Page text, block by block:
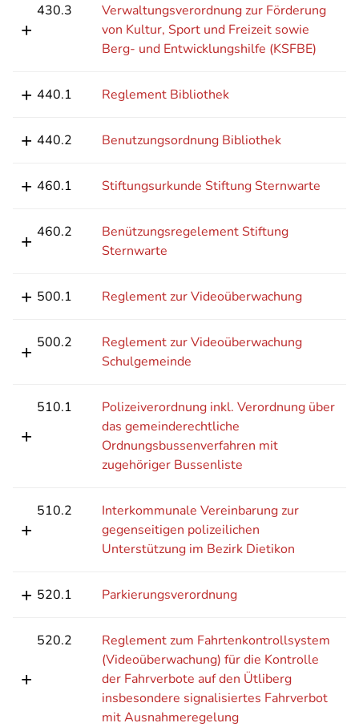
430.3
Verwaltungsverordnung zur Förderung
von Kultur, Sport und Freizeit sowie
Berg- und Entwicklungshilfe (KSFBE)
440.1 Reglement Bibliothek
440.2 Benutzungsordnung Bibliothek
460.1 Stiftungsurkunde Stiftung Sternwarte
460.2
Benützungsregelement Stiftung
Sternwarte
500.1 Reglement zur Videoüberwachung
500.2
Reglement zur Videoüberwachung
Schulgemeinde
510.1
Polizeiverordnung inkl. Verordnung über
das gemeinderechtliche
Ordnungsbussenverfahren mit
zugehöriger Bussenliste
510.2
Interkommunale Vereinbarung zur
gegenseitigen polizeilichen
Unterstützung im Bezirk Dietikon
520.1 Parkierungsverordnung
520.2
Reglement zum Fahrtenkontrollsystem
(Videoüberwachung) für die Kontrolle
der Fahrverbote auf den Ütliberg
insbesondere signalisiertes Fahrverbot
mit Ausnahmeregelung